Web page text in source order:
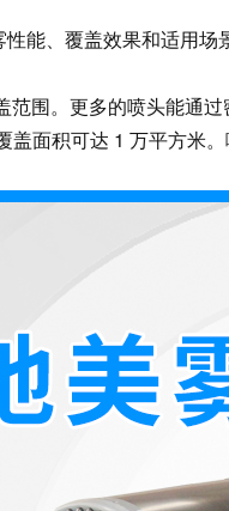
能、覆盖效果和适用场
围。更多的喷头能通
盖面积可达 1 万平方米